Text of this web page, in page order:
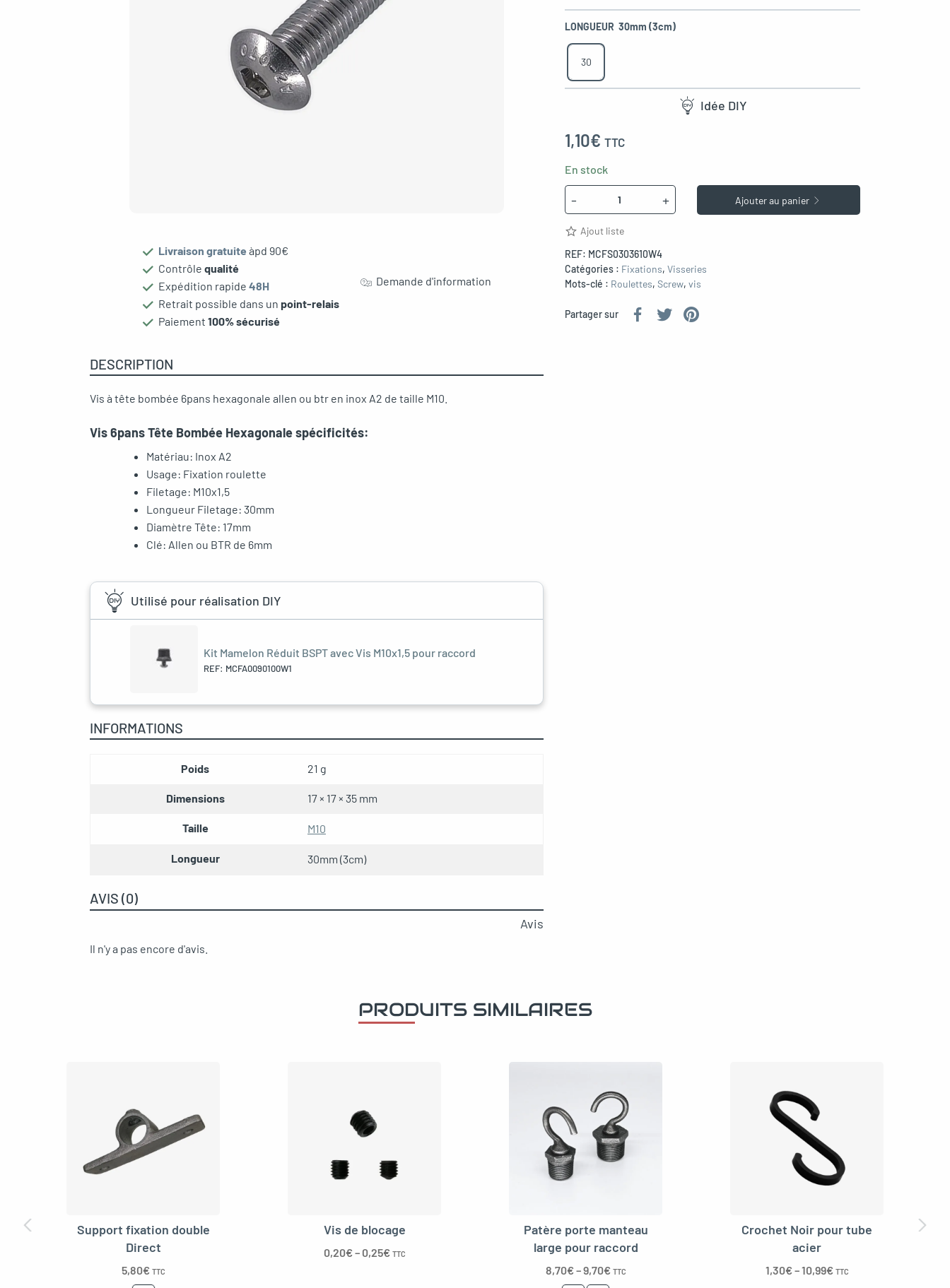
Livraison gratuite àpd 90€
Contrôlequalité
Expédition rapide48H
Retrait possible dans un point-relais
Paiement100% sécurisé
Demande d'information
LONGUEUR 30mm (3cm)
30
Idée DIY
1,10€ TTC
En stock
- + Ajouter au panier
Ajout liste
REF: MCFS0303610W4
Catégories : Fixations, Visseries
Mots-clé : Roulettes, Screw, vis
Partager sur
DESCRIPTION
Vis à tête bombée 6pans hexagonale allen ou btr en inox A2 de taille M10.
Vis 6pans Tête Bombée Hexagonale spécificités:
Matériau: Inox A2
Usage: Fixation roulette
Filetage: M10x1,5
Longueur Filetage: 30mm
Diamètre Tête: 17mm
Clé: Allen ou BTR de 6mm
Utilisé pour réalisation DIY
Kit Mamelon Réduit BSPT avec Vis M10x1,5 pour raccord
REF: MCFA0090100W1
INFORMATIONS
Poids 21 g
Dimensions 17 × 17 × 35 mm
Taille M10
Longueur 30mm (3cm)
AVIS (0)
Avis
Il n'y a pas encore d'avis.
PRODUITS SIMILAIRES
Support fixation double
Direct
5,80€ TTC
Vis de blocage
0,20€– 0,25€ TTC
Patère porte manteau
large pour raccord
8,70€–9,70€ TTC
Crochet Noir pour tube
acier
1,30€–10,99€ TTC